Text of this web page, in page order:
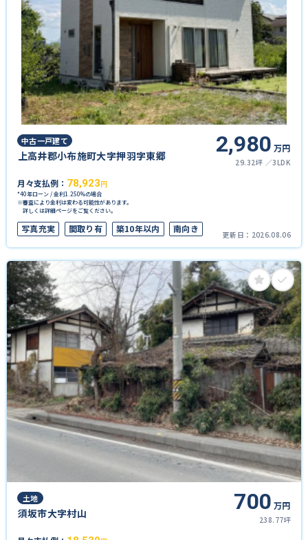
中古一戸建て
上高井郡小布施町大字押羽字東郷 2,980 万円
29.32坪 3LDK
月々支払例： 78,923 円
*40年ローン / 金利1.250%の場合
※審査により金利は変わる可能性があります。
詳しくは詳細ページをご覧ください。
写真充実 間取り有 築10年以内
南向き
駐車場2台可
ペット可
50坪以上
南面バルコニー
上下水道完備
オール電化
オール電化住宅
更新日： 2026.08.06
土地
須坂市大字村山 700 万円
238.77坪